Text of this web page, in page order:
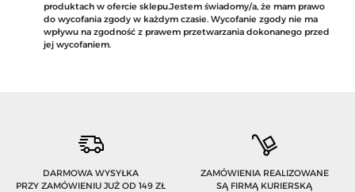
produktach w ofercie sklepu.Jestem świadomy/a, że mam prawo
do wycofania zgody w każdym czasie. Wycofanie zgody nie ma
wpływu na zgodność z prawem przetwarzania dokonanego przed
jej wycofaniem.
DARMOWA WYSYŁKA
PRZY ZAMÓWIENIU JUŻ OD 149 ZŁ
ZAMÓWIENIA REALIZOWANE
SĄ FIRMĄ KURIERSKĄ